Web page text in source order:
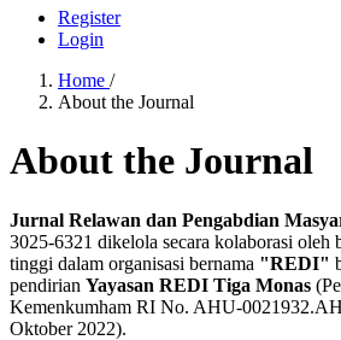
Register
Login
Home /
About the Journal
About the Journal
Jurnal Relawan dan Pengabdian
3025-6321 dikelola secara kolaborasi oleh
tinggi dalam organisasi bernama "REDI"
pendirian Yayasan REDI Tiga Monas
Kemenkumham RI No. AHU-
Oktober 2022).